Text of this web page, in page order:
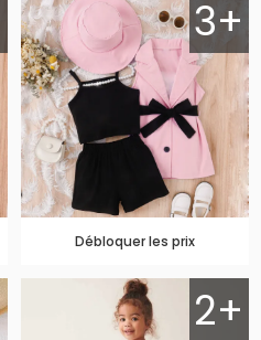
3+
Débloquer les prix
2+